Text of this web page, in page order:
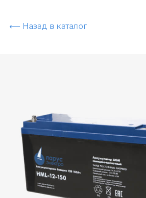
⟵ Назад в каталог